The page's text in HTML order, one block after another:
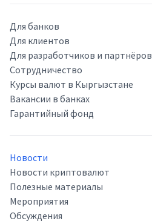
Для банков
Для клиентов
Для разработчиков и партнёров
Сотрудничество
Курсы валют в Кыргызстане
Вакансии в банках
Гарантийный фонд
Новости
Новости криптовалют
Полезные материалы
Мероприятия
Обсуждения